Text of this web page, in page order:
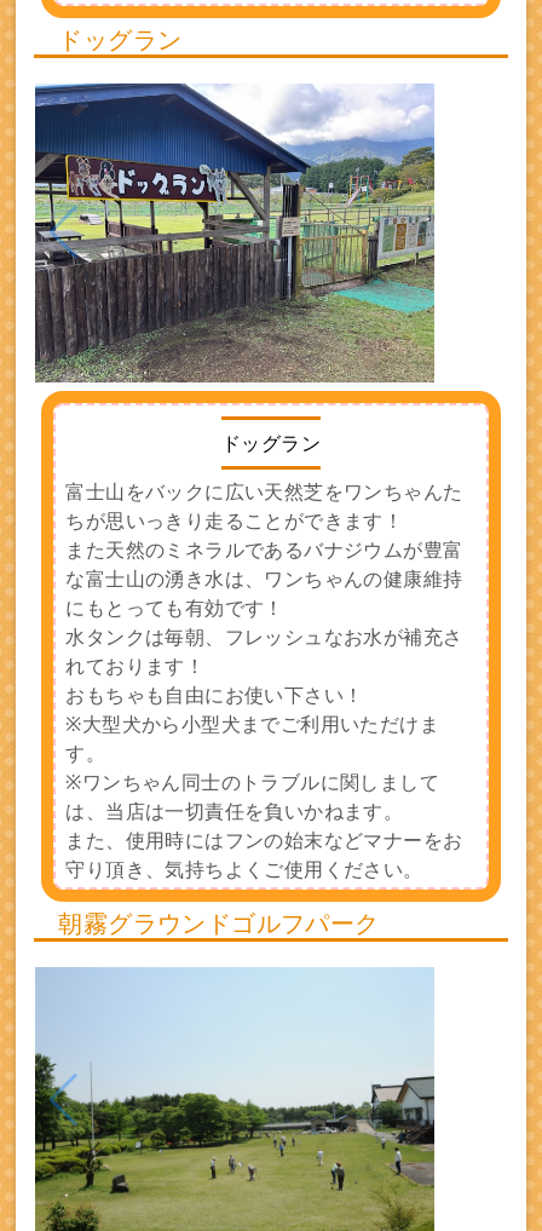
ドッグラン
ドッグラン
富士山をバックに広い天然芝をワンちゃんた
ちが思いっきり走ることができます！
また天然のミネラルであるバナジウムが豊富
な富士山の湧き水は、ワンちゃんの健康維持
にもとっても有効です！
水タンクは毎朝、フレッシュなお水が補充さ
れております！
おもちゃも自由にお使い下さい！
※大型犬から小型犬までご利用いただけま
す。
※ワンちゃん同士のトラブルに関しまして
は、当店は一切責任を負いかねます。
また、使用時にはフンの始末などマナーをお
守り頂き、気持ちよくご使用ください。
朝霧グラウンドゴルフパーク